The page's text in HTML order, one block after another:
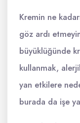
Kremin ne
göz ardı
büyüklüğünde
kullanmak,
yan etkilere
burada da işe